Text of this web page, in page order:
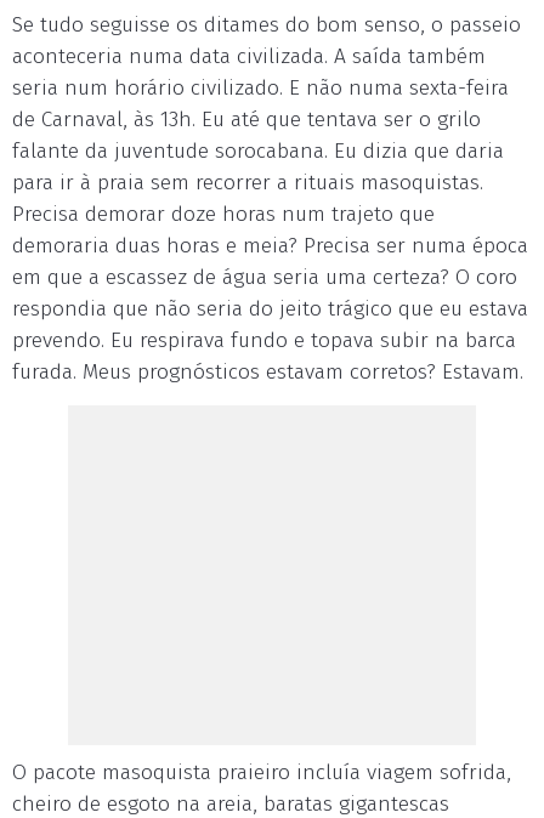
Se tudo seguisse os ditames do bom senso, o passeio
aconteceria numa data civilizada. A saída também
seria num horário civilizado. E não numa sexta-feira
de Carnaval, às 13h. Eu até que tentava ser o grilo
falante da juventude sorocabana. Eu dizia que daria
para ir à praia sem recorrer a rituais masoquistas.
Precisa demorar doze horas num trajeto que
demoraria duas horas e meia? Precisa ser numa época
em que a escassez de água seria uma certeza? O coro
respondia que não seria do jeito trágico que eu estava
prevendo. Eu respirava fundo e topava subir na barca
furada. Meus prognósticos estavam corretos? Estavam.
O pacote masoquista praieiro incluía viagem sofrida,
cheiro de esgoto na areia, baratas gigantescas